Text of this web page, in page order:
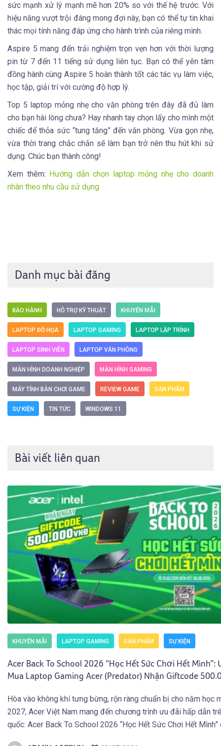
sức mạnh xử lý mạnh mẽ hơn 20% so với thế hệ trước. Với
hiệu năng vượt trội đáng mong đợi này, bạn có thể tự tin khai
thác mọi tính năng đáp ứng cho hành trình của riêng mình.
Aspire 5 mang đến trải nghiệm trọn vẹn hơn với thời lượng
pin từ 7 đến 11 tiếng sử dụng liên tục. Bạn có thể yên tâm
đồng hành cùng Aspire 5 hoàn thành tốt các tác vụ làm việc,
học tập, giải trí với cường độ hợp lý.
Top 5 laptop mỏng nhẹ cho văn phòng trên đây đã đủ làm
cho bạn hài lòng chưa? Hay nhanh tay chọn lấy cho mình một
chiếc để thỏa sức “tung tăng” đến văn phòng. Vừa gọn nhẹ,
vừa thời trang chắc chắn sẽ làm bạn trở nên thu hút khi sử
dụng. Chúc bạn thành công!
Xem thêm: Hướng dẫn chọn laptop mỏng nhẹ cho doanh
nhân theo nhu cầu sử dụng
Danh mục bài đăng
BẢO HÀNH HỖ TRỢ KỸ THUẬT KHUYẾN MÃI
LAPTOP ĐỒ HỌA LAPTOP GAMING LAPTOP LẬP TRÌNH
LAPTOP SINH VIÊN LAPTOP VĂN PHÒNG
MÀN HÌNH DOANH NGHIỆP MÀN HÌNH GAMING
MÁY TÍNH BÀN CHƠI GAME REVIEW GAME SẢN PHẨM
SỰ KIỆN TIN TỨC WINDOWS 11
Bài viết liên quan
KHUYẾN MÃI LAPTOP GAMING SẢN PHẨM SỰ KIỆN
Acer Back To School 2026 “Học Hết Sức Chơi Hết Mình”:
Mua Laptop Gaming Acer (Predator) Nhận Giftcode
Hòa vào không khí tưng bừng, rộn ràng chuẩn bị cho năm học
2027, Acer Việt Nam mang đến chương trình ưu đãi hấp dẫn
quốc: Acer Back To School 2026 “Học Hết Sức Chơi Hết Mình”